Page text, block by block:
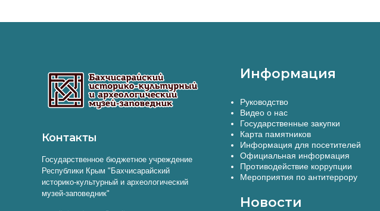
Контакты
Государственное бюджетное учреждение
Республики Крым "Бахчисарайский
историко-культурный и археологический
музей-заповедник"
Информация
Руководство
Видео о нас
Государственные закупки
Карта памятников
Информация для посетителей
Официальная информация
Противодействие коррупции
Мероприятия по антитеррору
Новости